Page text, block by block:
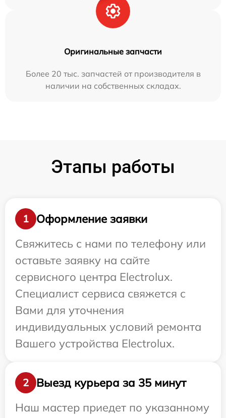
Оригинальные запчасти
Более 20 тыс. запчастей от производителя в
наличии на собственных складах.
Этапы работы
1
Оформление заявки
Свяжитесь с нами по телефону или
оставьте заявку на сайте
сервисного центра Electrolux.
Специалист сервиса свяжется с
Вами для уточнения
индивидуальных условий ремонта
Вашего устройства Electrolux.
2
Выезд курьера за 35 минут
Наш мастер приедет по указанному